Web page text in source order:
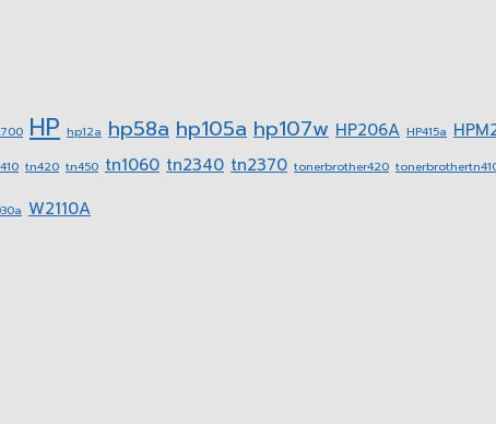
HP hp12a hp58a hp105a hp107w HP206A HP415a
tn420 tn450 tn1060 tn2340 tn2370 tonerbrother420
W2110A